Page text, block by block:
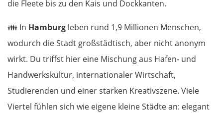
die Fleete bis zu den Kais und Dockkanten.
👪 In Hamburg leben rund 1,9 Millionen Menschen,
wodurch die Stadt großstädtisch, aber nicht anonym
wirkt. Du triffst hier eine Mischung aus Hafen- und
Handwerkskultur, internationaler Wirtschaft,
Studierenden und einer starken Kreativszene. Viele
Viertel fühlen sich wie eigene kleine Städte an: elegant